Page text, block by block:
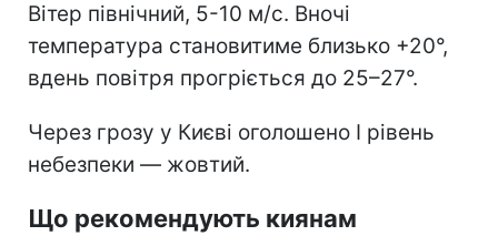
Вітер північний, 5-10 м/с. Вночі
температура становитиме близько +20°,
вдень повітря прогріється до 25–27°.
Через грозу у Києві оголошено І рівень
небезпеки — жовтий.
Що рекомендують киянам